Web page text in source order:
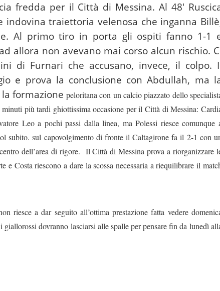
fredda per il Città di Messina. Al 48′
traiettoria velenosa che inganna
Al primo tiro in porta gli ospiti fanno 1-1
allora non avevano mai corso alcun rischio.
di Furnari che accusano, invece, il colpo.
e prova la conclusione con Abdullah, ma
la formazionepeloritana con un calcio piazzato dello
più tardi ghiottissima occasione per il Città di Messina:
Leo a pochi passi dalla linea, ma Polessi riesce comunque
subito. sul capovolgimento di fronte il Caltagirone fa il 2-1 con
dell’area di rigore. Il Città di Messina prova a riorganizzare
e Costa riescono a dare la scossa necessaria a riequilibrare il
riesce a dar seguito all’ottima prestazione fatta vedere
dovranno lasciarsi alle spalle per pensare fin da lunedì